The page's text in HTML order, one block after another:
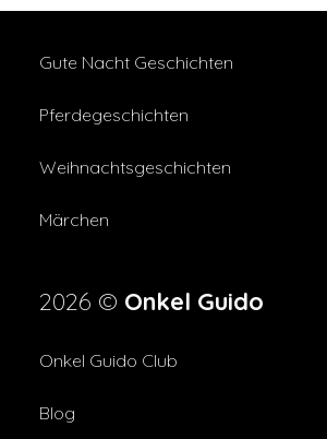
Gute Nacht Geschichten
Pferdegeschichten
Weihnachtsgeschichten
Märchen
2026 © Onkel Guido
Onkel Guido Club
Blog